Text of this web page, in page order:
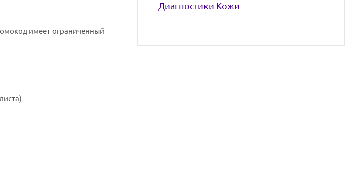
Диагностики Кожи
имеет ограниченный